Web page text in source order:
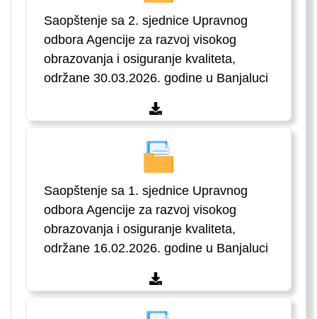
Saopštenje sa 2. sjednice Upravnog
odbora Agencije za razvoj visokog
obrazovanja i osiguranje kvaliteta,
održane 30.03.2026. godine u Banjaluci
Saopštenje sa 1. sjednice Upravnog
odbora Agencije za razvoj visokog
obrazovanja i osiguranje kvaliteta,
održane 16.02.2026. godine u Banjaluci